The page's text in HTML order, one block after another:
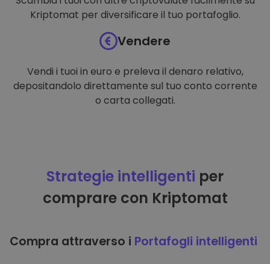
Kriptomat per diversificare il tuo portafoglio.
Vendere
Vendi i tuoi in euro e preleva il denaro relativo,
depositandolo direttamente sul tuo conto corrente
o carta collegati.
Strategie intelligenti per
comprare con Kriptomat
Compra attraverso i Portafogli intelligenti